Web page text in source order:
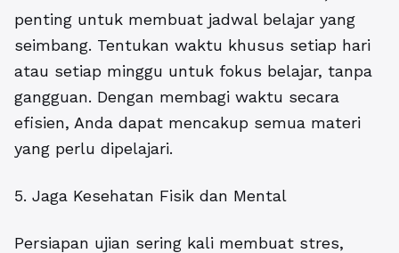
penting untuk membuat jadwal belajar yang
seimbang. Tentukan waktu khusus setiap hari
atau setiap minggu untuk fokus belajar, tanpa
gangguan. Dengan membagi waktu secara
efisien, Anda dapat mencakup semua materi
yang perlu dipelajari.
5. Jaga Kesehatan Fisik dan Mental
Persiapan ujian sering kali membuat stres,